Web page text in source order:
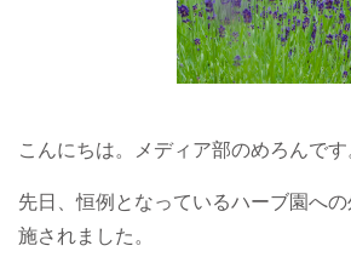
こんにちは。メディア部のめろんです
先日、恒例となっているハーブ園へ
施されました。